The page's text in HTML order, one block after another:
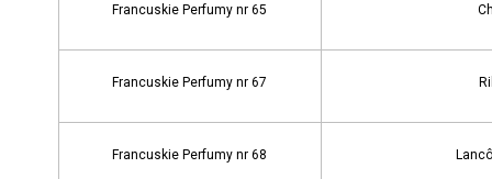
Francuskie Perfumy nr 65
Francuskie Perfumy nr 67
Francuskie Perfumy nr 68